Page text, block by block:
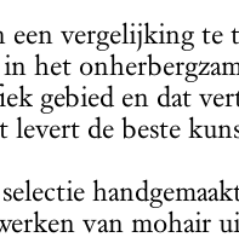
vergelijking te
het
gebied en dat
levert de beste
van mohair